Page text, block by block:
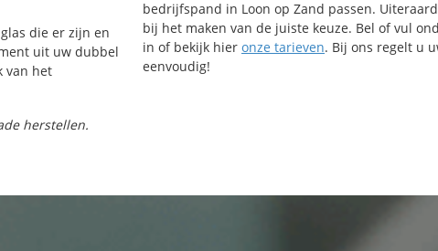
die er zijn en
uit uw dubbel
van het
herstellen.
bedrijfspand in Loon op Zand passen.
bij het maken van de juiste keuze. Bel of vul
in of bekijk hier onze tarieven. Bij ons regelt u
eenvoudig!